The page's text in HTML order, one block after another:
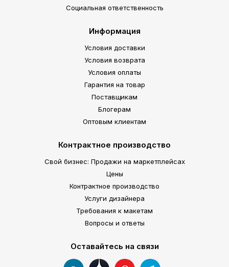
Социальная ответственность
Информация
Условия доставки
Условия возврата
Условия оплаты
Гарантия на товар
Поставщикам
Блогерам
Оптовым клиентам
Контрактное производство
Свой бизнес: Продажи на маркетплейсах
Цены
Контрактное производство
Услуги дизайнера
Требования к макетам
Вопросы и ответы
Оставайтесь на связи